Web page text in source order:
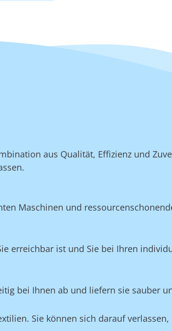
aus Qualität, Effizienz und
Maschinen und
erreichbar ist und Sie bei Ihren
bei Ihnen ab und liefern sie sauber
Sie können sich darauf